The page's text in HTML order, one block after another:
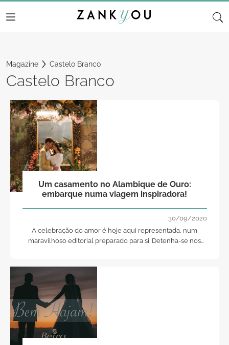
Magazine Castelo Branco
Castelo Branco
Um casamento no Alambique de Ouro:
embarque numa viagem inspiradora!
30/09/2020
A celebração do amor é hoje aqui representada, num
maravilhoso editorial preparado para si. Detenha-se nos